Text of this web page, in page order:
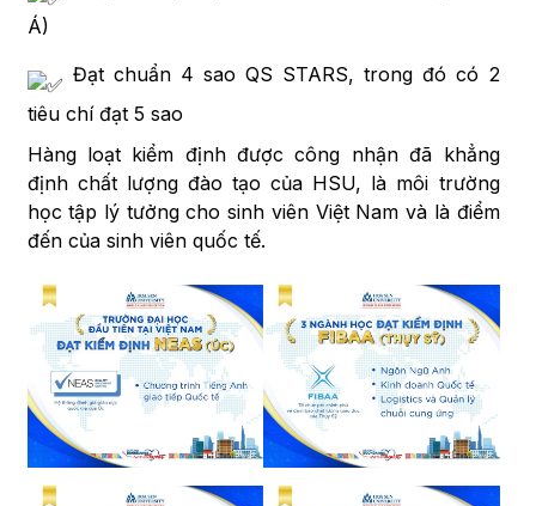
Á)
Đạt chuẩn 4 sao QS STARS, trong đó có 2
tiêu chí đạt 5 sao
Hàng loạt kiểm định được công nhận đã khẳng
định chất lượng đào tạo của HSU, là môi trường
học tập lý tưởng cho sinh viên Việt Nam và là điểm
đến của sinh viên quốc tế.